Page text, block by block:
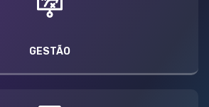
GESTÃO